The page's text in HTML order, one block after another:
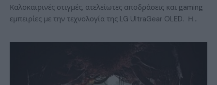
Καλοκαιρινές στιγμές, ατελείωτες αποδράσεις και gaming
εμπειρίες με την τεχνολογία της LG UltraGear OLED. Η…